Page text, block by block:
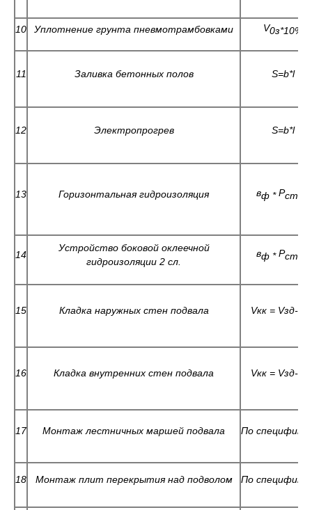
10 Уплотнение грунта пневмотрамбовками V0з*10%
11 Заливка бетонных полов S=b*l
12 Электропрогрев S=b*l
13 Горизонтальная гидроизоляция вф *Рстен
14
Устройство боковой оклеечной
гидроизоляции 2 сл.
вф *Рстен
15 Кладка наружных стен подвала Vкк = Vзд-V
16 Кладка внутренних стен подвала Vкк = Vзд-V
17 Монтаж лестничных маршей подвала По
18 Монтаж плит перекрытия над подволом По